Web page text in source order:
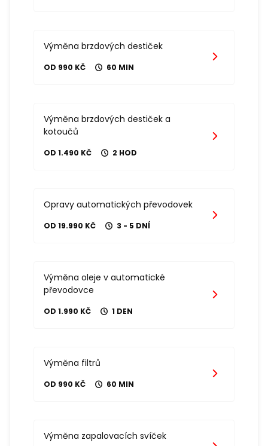
Výměna brzdových destiček
OD 990 KČ 60 MIN
Výměna brzdových destiček a
kotoučů
OD 1.490 KČ 2 HOD
Opravy automatických převodovek
OD 19.990 KČ 3 - 5 DNÍ
Výměna oleje v automatické
převodovce
OD 1.990 KČ 1 DEN
Výměna filtrů
OD 990 KČ 60 MIN
Výměna zapalovacích svíček